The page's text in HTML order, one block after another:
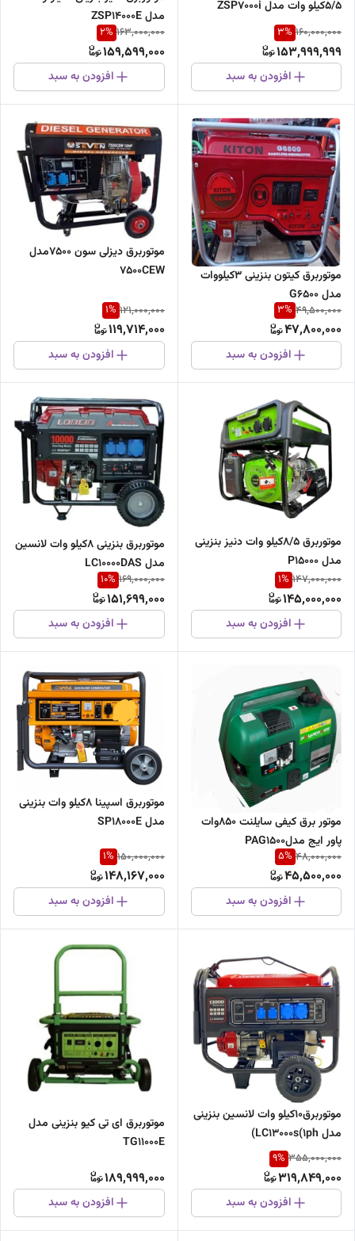
5/5کیلو وات مدل ZSP7000i
160,000,000
3%
153,999,999
افزودن به سبد
مدل ZSP14000E
163,000,000
2%
159,599,000
افزودن به سبد
موتوربرق کیتون بنزینی 3کیلووات
مدل G6500
49,500,000
3%
47,800,000
افزودن به سبد
موتوربرق دیزلی سون 7500مدل
7500CEW
121,000,000
1%
119,714,000
افزودن به سبد
موتوربرق 8/5کیلو وات دنیز بنزینی
مدل P15000
147,000,000
1%
145,000,000
افزودن به سبد
موتوربرق بنزینی 8کیلو وات لانسین
مدل LC10000DAS
169,000,000
10%
151,699,000
افزودن به سبد
موتور برق کیفی سایلنت 850وات
پاور ایج مدلPAG1500
48,000,000
5%
45,500,000
افزودن به سبد
موتوربرق اسپینا 8کیلو وات بنزینی
مدل SP18000E
150,000,000
1%
148,167,000
افزودن به سبد
موتوربرق10کیلو وات لانسین بنزینی
مدل LC13000s(1ph)
355,000,000
9%
319,849,000
افزودن به سبد
موتوربرق ای تی کیو بنزینی مدل
TG11000E
189,999,000
افزودن به سبد